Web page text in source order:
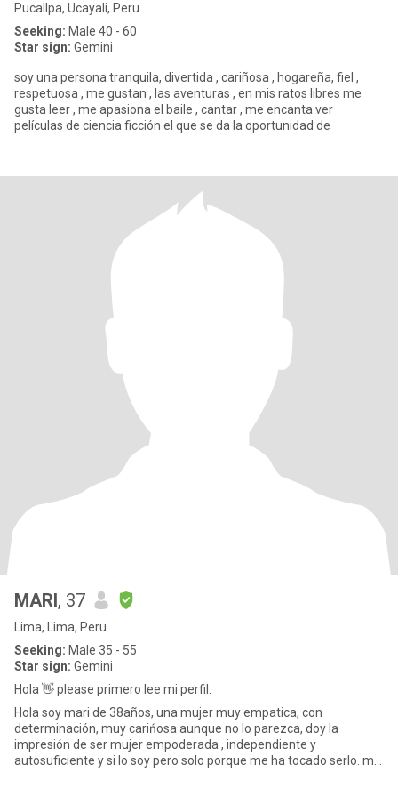
Pucallpa, Ucayali, Peru
Seeking: Male 40 - 60
Star sign: Gemini
soy una persona tranquila, divertida , cariñosa , hogareña, fiel ,
respetuosa , me gustan , las aventuras , en mis ratos libres me
gusta leer , me apasiona el baile , cantar , me encanta ver
películas de ciencia ficción el que se da la oportunidad de
MARI, 37
Lima, Lima, Peru
Seeking: Male 35 - 55
Star sign: Gemini
Hola 👋 please primero lee mi perfil.
Hola soy mari de 38años, una mujer muy empatica, con
determinación, muy carińosa aunque no lo parezca, doy la
impresión de ser mujer empoderada , independiente y
autosuficiente y si lo soy pero solo porque me ha tocado serlo. mi